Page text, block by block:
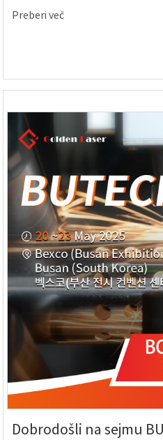
prvi korak izbira pravega
Preberi več
Dobrodošli na sejmu